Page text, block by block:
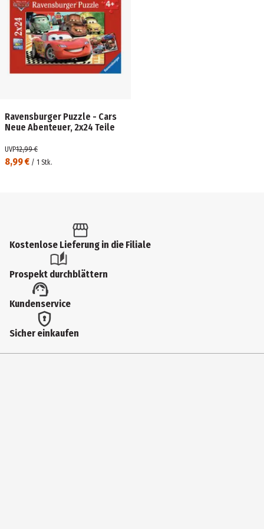
Ravensburger Puzzle - Cars
Neue Abenteuer, 2x24 Teile
8,99 € / 1 Stk.
UVP12,99 €
Kostenlose Lieferung in die Filiale
Prospekt durchblättern
Kundenservice
Sicher einkaufen